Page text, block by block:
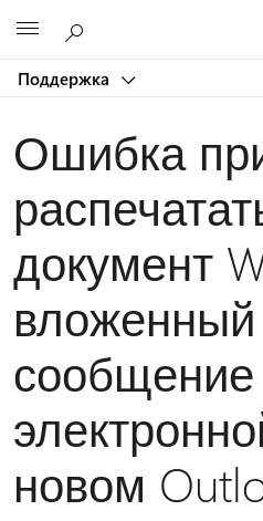
Поддержка
Ошибка
документ
сообщение
новом